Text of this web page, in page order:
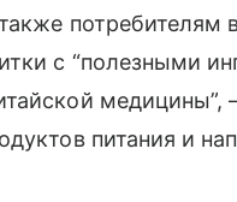
потребителям
с “полезными
медицины”,
питания и